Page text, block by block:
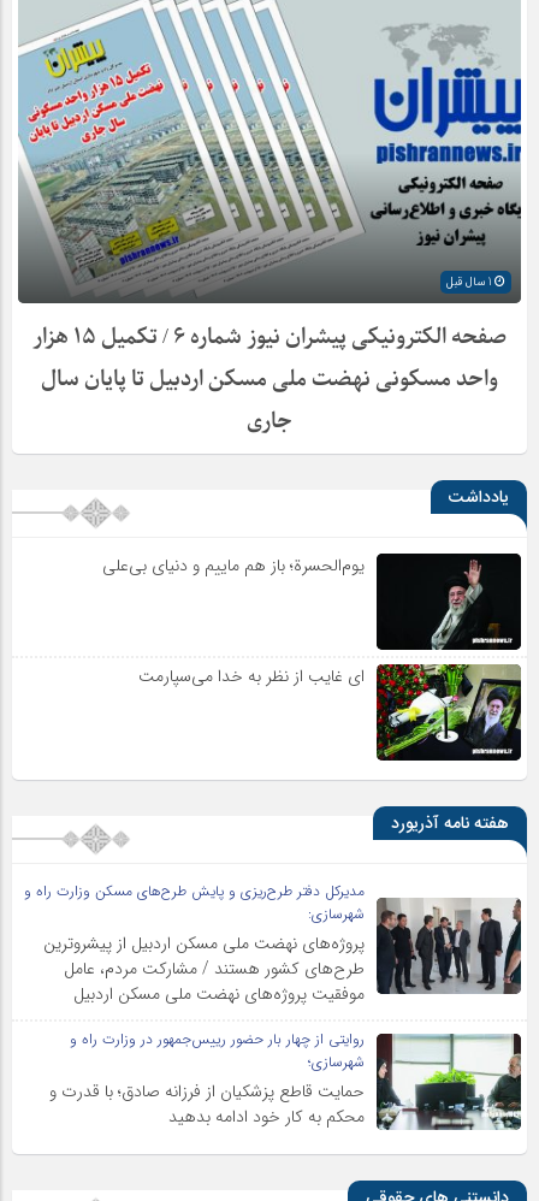
صفحه الکترونیکی پیشران نیوز شماره ۶ / تکمیل ۱۵ هزار
واحد مسکونی نهضت ملی مسکن اردبیل تا پایان سال
جاری
یادداشت
یوم‌الحسرة؛ باز هم ماییم و دنیای بی‌علی
ای غایب از نظر به خدا می‌سپارمت
هفته نامه آذریورد
مدیرکل دفتر طرح‌ریزی و پایش طرح‌های مسکن وزارت راه و
شهرسازی:
پروژه‌های نهضت ملی مسکن اردبیل از پیشروترین
طرح‌های کشور هستند / مشارکت مردم، عامل
موفقیت پروژه‌های نهضت ملی مسکن اردبیل
روایتی از چهار بار حضور رییس‌جمهور در وزارت راه و
شهرسازی؛
حمایت قاطع پزشکیان از فرزانه صادق؛ با قدرت و
محکم به کار خود ادامه بدهید